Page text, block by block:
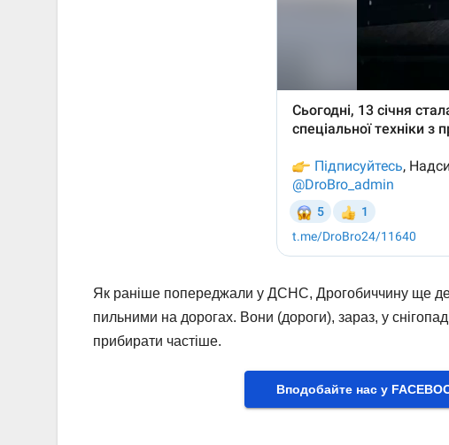
Як раніше попереджали у ДСНС, Дрогобиччину ще
пильними на дорогах. Вони (дороги), зараз, у
прибирати частіше.
Вподобайте нас у